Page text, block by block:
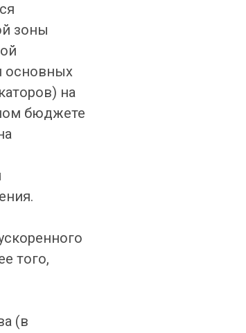
зоны
основных
на
бюджете
того,
(в